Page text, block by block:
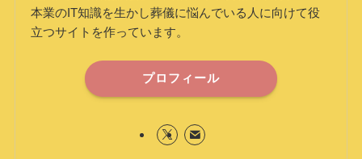
本業のIT知識を生かし葬儀に悩んでいる人に向けて役
立つサイトを作っています。
プロフィール